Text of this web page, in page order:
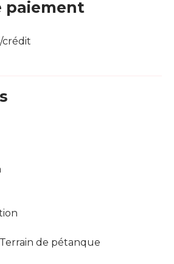
paiement
crédit
de pétanque